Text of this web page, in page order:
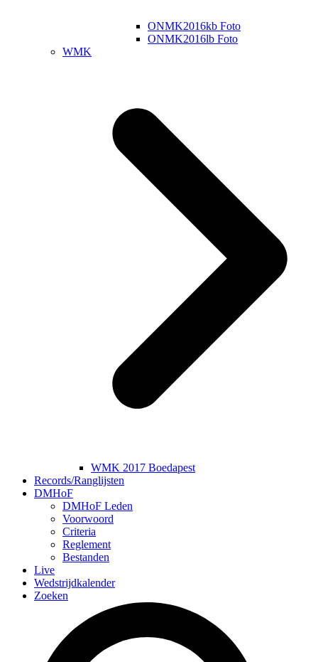
ONMK2016kb Foto
ONMK2016lb Foto
WMK
WMK 2017 Boedapest
Records/Ranglijsten
DMHoF
DMHoF Leden
Voorwoord
Criteria
Reglement
Bestanden
Live
Wedstrijdkalender
Zoeken